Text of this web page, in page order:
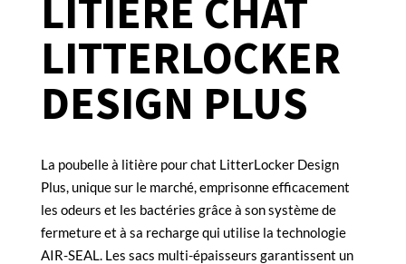
LITIÈRE CHAT
LITTERLOCKER
DESIGN PLUS
La poubelle à litière pour chat LitterLocker Design
Plus, unique sur le marché, emprisonne efficacement
les odeurs et les bactéries grâce à son système de
fermeture et à sa recharge qui utilise la technologie
AIR-SEAL. Les sacs multi-épaisseurs garantissent un